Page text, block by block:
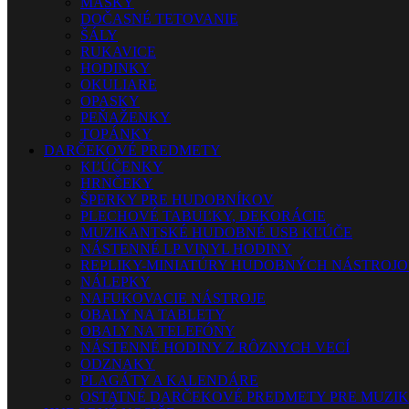
DOČASNÉ TETOVANIE
ŠÁLY
RUKAVICE
HODINKY
OKULIARE
OPASKY
PEŇAŽENKY
TOPÁNKY
DARČEKOVÉ PREDMETY
KĽÚČENKY
HRNČEKY
ŠPERKY PRE HUDOBNÍKOV
PLECHOVÉ TABUĽKY, DEKORÁCIE
MUZIKANTSKÉ HUDOBNÉ USB KĽÚČE
NÁSTENNÉ LP VINYL HODINY
REPLIKY-MINIATÚRY HUDOBNÝCH
NÁLEPKY
NAFUKOVACIE NÁSTROJE
OBALY NA TABLETY
OBALY NA TELEFÓNY
NÁSTENNÉ HODINY Z RÔZNYCH VECÍ
ODZNAKY
PLAGÁTY A KALENDÁRE
OSTATNÉ DARČEKOVÉ PREDMETY PRE